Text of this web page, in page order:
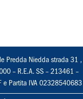
Predda Niedda strada 31 ,
– R.E.A. SS – 213461 –
e Partita IVA 02328540683